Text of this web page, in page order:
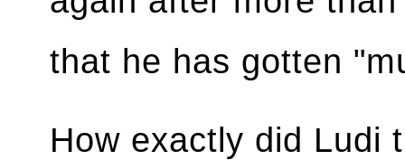
that he has gotten
How exactly did Ludi